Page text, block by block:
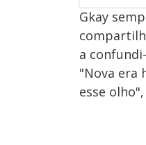
Gkay
a
"Nova era
esse